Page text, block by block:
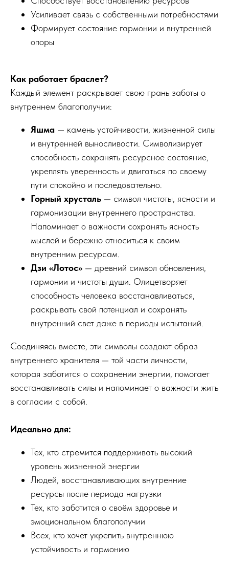
Усиливает связь с собственными потребностями
Формирует состояние гармонии и внутренней
опоры
Как работает браслет?
Каждый элемент раскрывает свою грань заботы о
внутреннем благополучии:
Яшма — камень устойчивости, жизненной силы
и внутренней выносливости. Символизирует
способность сохранять ресурсное состояние,
укреплять уверенность и двигаться по своему
пути спокойно и последовательно.
Горный хрусталь — символ чистоты, ясности и
гармонизации внутреннего пространства.
Напоминает о важности сохранять ясность
мыслей и бережно относиться к своим
внутренним ресурсам.
Дзи «Лотос» — древний символ обновления,
гармонии и чистоты души. Олицетворяет
способность человека восстанавливаться,
раскрывать свой потенциал и сохранять
внутренний свет даже в периоды испытаний.
Соединяясь вместе, эти символы создают образ
внутреннего хранителя — той части личности,
которая заботится о сохранении энергии, помогает
восстанавливать силы и напоминает о важности жить
в согласии с собой.
Идеально для:
Тех, кто стремится поддерживать высокий
уровень жизненной энергии
Людей, восстанавливающих внутренние
ресурсы после периода нагрузки
Тех, кто заботится о своём здоровье и
эмоциональном благополучии
Всех, кто хочет укрепить внутреннюю
устойчивость и гармонию